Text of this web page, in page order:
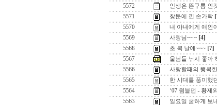
5572
인생은 뜬구름 인
5571
창문에 낀 손가락
5570
내 아내에게 애인
5569
사랑님~~~ [4]
5568
초 복 날에~~~ [7]
5567
울님들 낚시 좋아
5566
사랑할때의 행복
5565
한 시대를 풍미했
5564
‘07 윔블던 - 황제
5563
일요일 쿨하게 보